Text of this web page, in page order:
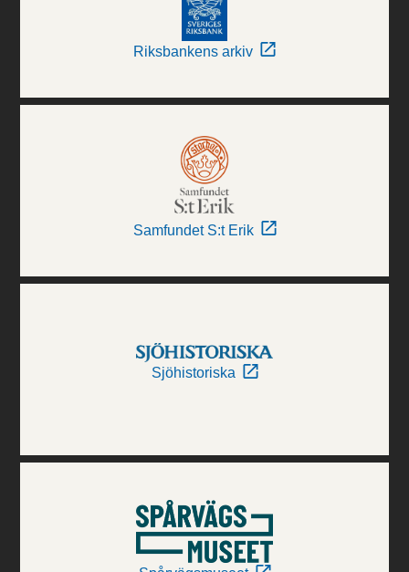
Riksbankens arkiv
Samfundet S:t Erik
Sjöhistoriska